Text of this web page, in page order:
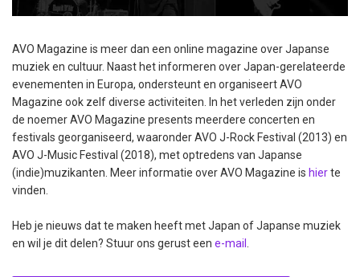
AVO Magazine is meer dan een online magazine over Japanse
muziek en cultuur. Naast het informeren over Japan-gerelateerde
evenementen in Europa, ondersteunt en organiseert AVO
Magazine ook zelf diverse activiteiten. In het verleden zijn onder
de noemer AVO Magazine presents meerdere concerten en
festivals georganiseerd, waaronder AVO J-Rock Festival (2013) en
AVO J-Music Festival (2018), met optredens van Japanse
(indie)muzikanten. Meer informatie over AVO Magazine is hierte
vinden.
Heb je nieuws dat te maken heeft met Japan of Japanse muziek
en wil je dit delen? Stuur ons gerust een e-mail